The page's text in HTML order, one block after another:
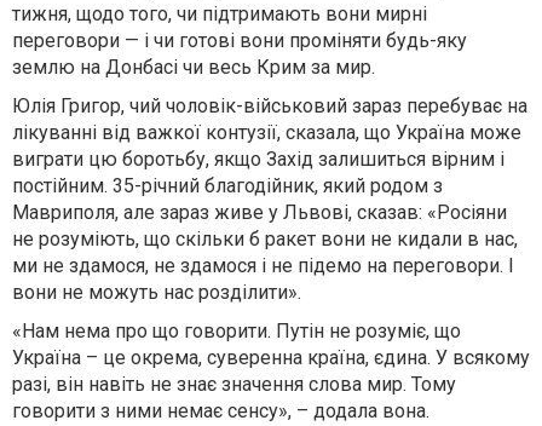
тижня, щодо того, чи підтримають вони мирні
переговори — і чи готові вони проміняти будь-яку
землю на Донбасі чи весь Крим за мир.
Юлія Григор, чий чоловік-військовий зараз перебуває на
лікуванні від важкої контузії, сказала, що Україна може
виграти цю боротьбу, якщо Захід залишиться вірним і
постійним. 35-річний благодійник, який родом з
Мавриполя, але зараз живе у Львові, сказав: «Росіяни
не розуміють, що скільки б ракет вони не кидали в нас,
ми не здамося, не здамося і не підемо на переговори. І
вони не можуть нас розділити».
«Нам нема про що говорити. Путін не розуміє, що
Україна – це окрема, суверенна країна, єдина. У всякому
разі, він навіть не знає значення слова мир. Тому
говорити з ними немає сенсу», – додала вона.